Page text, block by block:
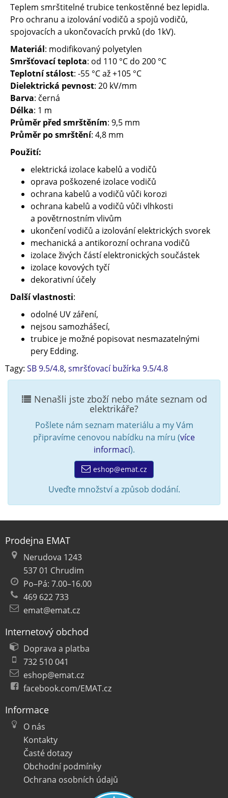
Teplem smrštitelné trubice tenkostěnné bez lepidla.
Pro ochranu a izolování vodičů a spojů vodičů,
spojovacích a ukončovacích prvků (do 1kV).
Materiál: modifikovaný polyetylen
Smršťovací teplota: od 110 °C do 200 °C
Teplotní stálost: -55 °C až +105 °C
Dielektrická pevnost: 20 kV/mm
Barva: černá
Délka: 1 m
Průměr před smrštěním: 9,5 mm
Průměr po smrštění: 4,8 mm
Použití:
elektrická izolace kabelů a vodičů
oprava poškozené izolace vodičů
ochrana kabelů a vodičů vůči korozi
ochrana kabelů a vodičů vůči vlhkosti
a povětrnostním vlivům
ukončení vodičů a izolování elektrických svorek
mechanická a antikorozní ochrana vodičů
izolace živých částí elektronických součástek
izolace kovových tyčí
dekorativní účely
Další vlastnosti:
odolné UV záření,
nejsou samozhášecí,
trubice je možné popisovat nesmazatelnými
pery Edding.
Tagy: SB 9.5/4.8, smršťovací bužírka 9.5/4.8
Nenašli jste zboží nebo máte seznam od
elektrikáře?
Pošlete nám seznam materiálu a my Vám
připravíme cenovou nabídku na míru (více
informací).
eshop@emat.cz
Uveďte množství a způsob dodání.
Prodejna EMAT
Nerudova 1243
537 01 Chrudim
Po–Pá: 7.00–16.00
469 622 733
emat@emat.cz
Internetový obchod
Doprava a platba
732 510 041
eshop@emat.cz
facebook.com/EMAT.cz
Informace
O nás
Kontakty
Časté dotazy
Obchodní podmínky
Ochrana osobních údajů